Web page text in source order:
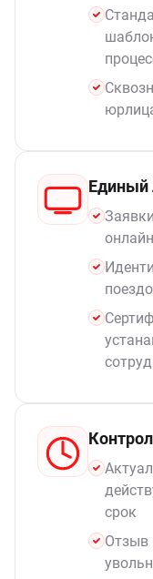
Единый
срок
Отзыв